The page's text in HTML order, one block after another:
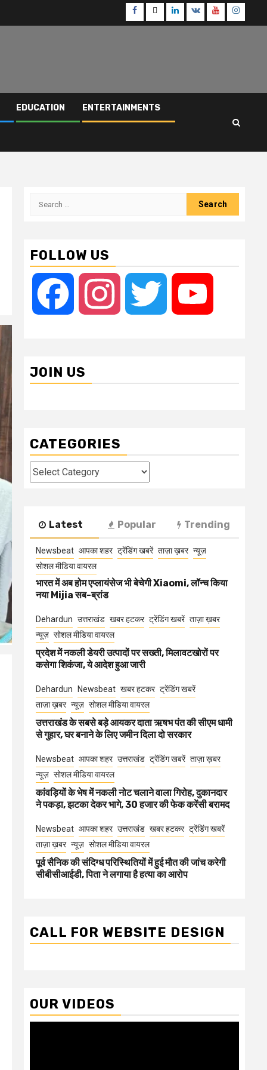
Facebook
TwitterLinkedin
VK Youtube
EDUCATION ENTERTAINMENTS
Search
FOLLOW US
Facebook Instagram Twitter
JOIN US
CATEGORIES
Categories
Latest Popular Trending
Newsbeat आपका शहर ट्रेंडिंग खबरें ताज़ा ख़बर न्यूज़
सोशल मीडिया वायरल
भारत में अब होम एप्लायंसेज भी बेचेगी Xiaomi, लॉन्च किया
नया Mijia सब-ब्रांड
Dehardun उत्तराखंड खबर हटकर ट्रेंडिंग खबरें ताज़ा ख़बर
न्यूज़ सोशल मीडिया वायरल
प्रदेश में नकली डेयरी उत्पादों पर सख्ती, मिलावटखोरों पर
कसेगा शिकंजा, ये आदेश हुआ जारी
Dehardun Newsbeat खबर हटकर ट्रेंडिंग खबरें
ताज़ा ख़बर न्यूज़ सोशल मीडिया वायरल
उत्तराखंड के सबसे बड़े आयकर दाता ऋषभ पंत की सीएम धामी
से गुहार, घर बनाने के लिए जमीन दिला दो सरकार
Newsbeat आपका शहर उत्तराखंड ट्रेंडिंग खबरें ताज़ा ख़बर
न्यूज़ सोशल मीडिया वायरल
कांवड़ियों के भेष में नकली नोट चलाने वाला गिरोह, दुकानदार
ने पकड़ा, झटका देकर भागे, 30 हजार की फेक करेंसी बरामद
Newsbeat आपका शहर उत्तराखंड खबर हटकर ट्रेंडिंग खबरें
ताज़ा ख़बर न्यूज़ सोशल मीडिया वायरल
पूर्व सैनिक की संदिग्ध परिस्थितियों में हुई मौत की जांच करेगी
सीबीसीआईडी, पिता ने लगाया है हत्या का आरोप
CALL FOR WEBSITE DESIGN
OUR VIDEOS